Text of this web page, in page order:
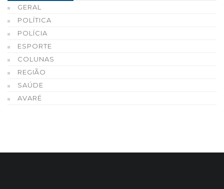
GERAL
POLÍTICA
POLÍCIA
ESPORTE
COLUNAS
REGIÃO
SAÚDE
AVARÉ